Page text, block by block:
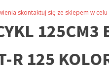
skontaktuj się ze sklepem w
125CM3
R 125